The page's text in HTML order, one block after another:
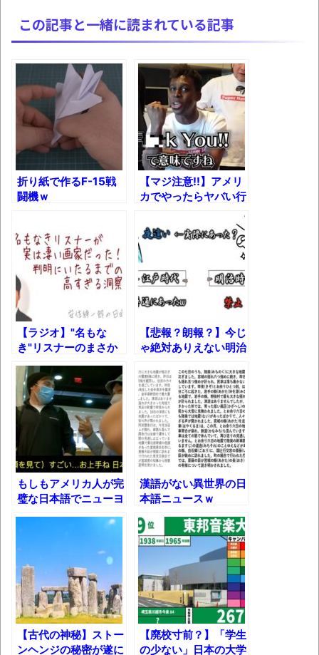
ュアなどが当たる記念くじが登場です
「アメリカのヤンキーがアジア人にケンカ
を売った結果ｗｗｗ」 ほか
【読書感想】山野辺太郎『いつか深い穴に
落ちるまで』
映画ちいかわ観に行ったので感想を書きま
マケイン9巻＆アニメ公式ガイド感想
独学で挑んだ2026年二級建築士学科試験結
果速報（仮）
体験談：仕事で同じビルの中に入っている
グループ会社の嫁子 [ほのぼの]
葉月つばさちゃん、昔から見てるんだけど
かなりお姉さんになったね
壊れたエアコンと歌えないボク
バージョンアップ情報更新 AOMEI
Backupper Standard 8.3.0 などバージョンア
ップ
高嶋ちさ子、ダウン症の姉が暴行事件！事
件の一部始終と衝撃の結末
【呆然】北海道旅行ワイ「ウニイクラ丼特
盛で食うぞ！！！うおおおおおおお
お！！！！！」→結
果･････････････････････････････
【動画】カニ、ちょっかい出してきた陰に
ブチギレ
この記事と一緒に読まれている記事
折り紙で作るF-15戦
闘機ｗ
【マジ注意!!】アメリ
カでやったらヤバい行
【ラジオ】"名もな
き"リスナーのまさか
の正体を暴いた安住紳
一郎の高すぎる洞察力
ｗ
【悲報？朗報？】今じ
ゃ絶対ありえない明治
もしもアメリカ人が完
璧な日本語でニューヨ
ーク在住の日本人を驚
かしたら・・・
漢語がない異世界の日
本語ニュースｗ
【古代の神秘】ストー
ンヘンジの秘密が遂に
【廃校寸前？】「学生
の少ない」日本の大学